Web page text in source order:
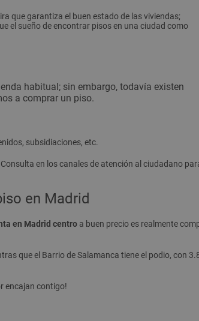
que garantiza el buen estado de las viviendas;
el sueño de encontrar pisos en una ciudad como
habitual; sin embargo, todavía existen
a comprar un piso.
subsidiaciones, etc.
en los canales de atención al ciudadano
en Madrid
en Madrid centro a buen precio es realmente
que el Barrio de Salamanca tiene el podio, con
encajan contigo!